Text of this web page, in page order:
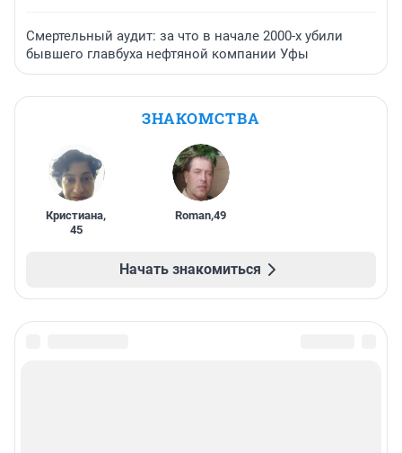
Смертельный аудит: за что в начале 2000-х убили
бывшего главбуха нефтяной компании Уфы
ЗНАКОМСТВА
Кристиана,
45
Roman,49
Начать знакомиться